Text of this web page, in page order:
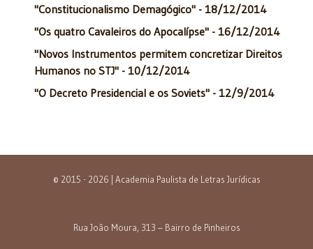
"Constitucionalismo Demagógico" - 18/12/2014
"Os quatro Cavaleiros do Apocalípse" - 16/12/2014
"Novos Instrumentos permitem concretizar Direitos
Humanos no STJ" - 10/12/2014
"O Decreto Presidencial e os Soviets" - 12/9/2014
© 2015 - 2026 | Academia Paulista de Letras Jurídicas
Rua João Moura, 313 – Bairro de Pinheiros